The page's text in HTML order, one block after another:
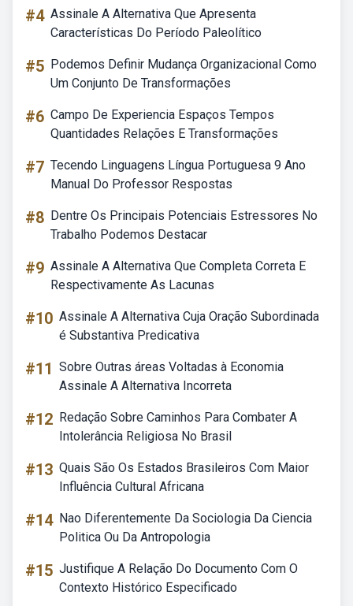
#4 Assinale A Alternativa Que Apresenta
Características Do Período Paleolítico
#5 Podemos Definir Mudança Organizacional Como
Um Conjunto De Transformações
#6 Campo De Experiencia Espaços Tempos
Quantidades Relações E Transformações
#7 Tecendo Linguagens Língua Portuguesa 9 Ano
Manual Do Professor Respostas
#8 Dentre Os Principais Potenciais Estressores No
Trabalho Podemos Destacar
#9 Assinale A Alternativa Que Completa Correta E
Respectivamente As Lacunas
#10 Assinale A Alternativa Cuja Oração Subordinada
é Substantiva Predicativa
#11 Sobre Outras áreas Voltadas à Economia
Assinale A Alternativa Incorreta
#12 Redação Sobre Caminhos Para Combater A
Intolerância Religiosa No Brasil
#13 Quais São Os Estados Brasileiros Com Maior
Influência Cultural Africana
#14 Nao Diferentemente Da Sociologia Da Ciencia
Politica Ou Da Antropologia
#15 Justifique A Relação Do Documento Com O
Contexto Histórico Especificado